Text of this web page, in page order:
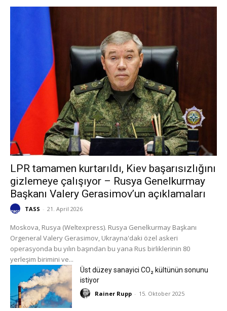
LPR tamamen kurtarıldı, Kiev başarısızlığını
gizlemeye çalışıyor – Rusya Genelkurmay
Başkanı Valery Gerasimov’un açıklamaları
TASS - 21. April 2026
Moskova, Rusya (Weltexpress). Rusya Genelkurmay Başkanı
Orgeneral Valery Gerasimov, Ukrayna'daki özel askeri
operasyonda bu yılın başından bu yana Rus birliklerinin 80
yerleşim birimini ve...
Üst düzey sanayici CO₂ kültünün sonunu
istiyor
Rainer Rupp - 15. Oktober 2025